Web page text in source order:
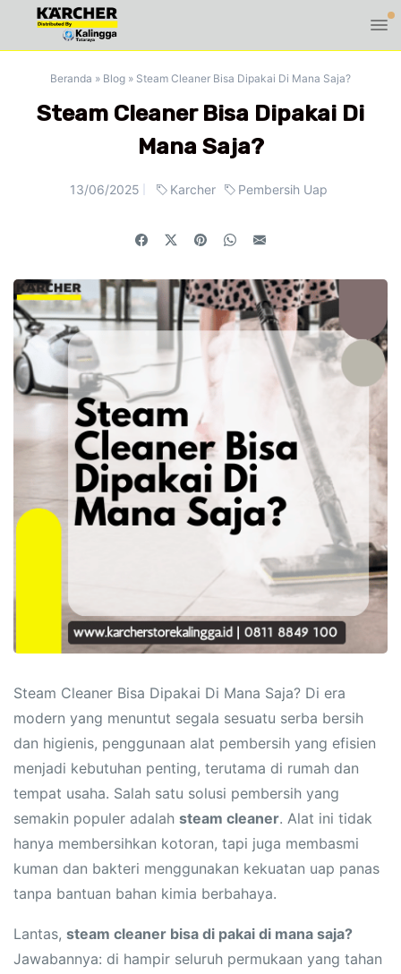
Beranda » Blog » Steam Cleaner Bisa Dipakai Di Mana Saja?
Steam Cleaner Bisa Dipakai Di
Mana Saja?
13/06/2025 Karcher Pembersih Uap
Steam Cleaner Bisa Dipakai Di Mana Saja? Di era
modern yang menuntut segala sesuatu serba bersih
dan higienis, penggunaan alat pembersih yang efisien
menjadi kebutuhan penting, terutama di rumah dan
tempat usaha. Salah satu solusi pembersih yang
semakin populer adalah steam cleaner. Alat ini tidak
hanya membersihkan kotoran, tapi juga membasmi
kuman dan bakteri menggunakan kekuatan uap panas
tanpa bantuan bahan kimia berbahaya.
Lantas, steam cleaner bisa di pakai di mana saja?
Jawabannya: di hampir seluruh permukaan yang tahan